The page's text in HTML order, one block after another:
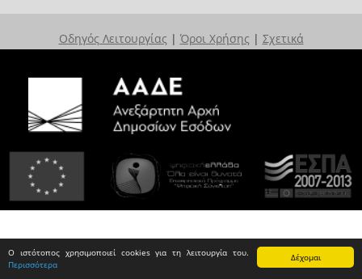
Δέχομαι
Ο ιστότοπος χρησιμοποιεί cookies για τη λειτουργία του.
Περισσότερα
Οδηγός Λειτουργίας | Όροι Χρήσης | Σχετικά